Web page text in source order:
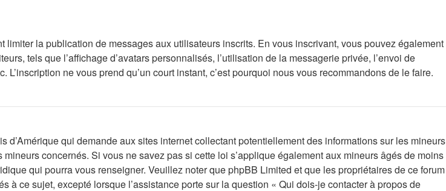
la publication de messages aux utilisateurs inscrits. En vous inscrivant, vous pouvez également
tels que l’affichage d’avatars personnalisés, l’utilisation de la messagerie privée, l’envoi de
ne vous prend qu’un court instant, c’est pourquoi nous vous recommandons de le faire.
qui demande aux sites internet collectant potentiellement des informations sur les mineurs
concernés. Si vous ne savez pas si cette loi s’applique également aux mineurs âgés de moins
qui pourra vous renseigner. Veuillez noter que phpBB Limited et que les propriétaires de ce forum
à ce sujet, excepté lorsque l’assistance porte sur la question « Qui dois-je contacter à propos de